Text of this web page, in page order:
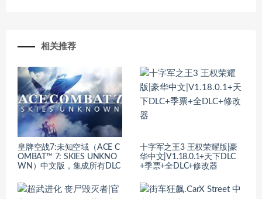
相关推荐
皇牌空战7:未知空域（ACE C
OMBAT™ 7: SKIES UNKNO
WN）中文版，集成所有DLC
十字军之王3 王权荣耀版|豪
华中文|V1.18.0.1+天下DLC
+季票+全DLC+修改器